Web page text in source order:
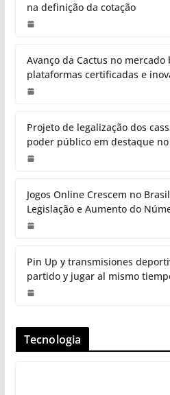
na definição da cotação
Avanço da Cactus no
plataformas certificadas e
Projeto de legalização dos
poder público em destaque no
Jogos Online Crescem no
Legislação e Aumento do
Pin Up y transmisiones
partido y jugar al mismo
Tecnologia